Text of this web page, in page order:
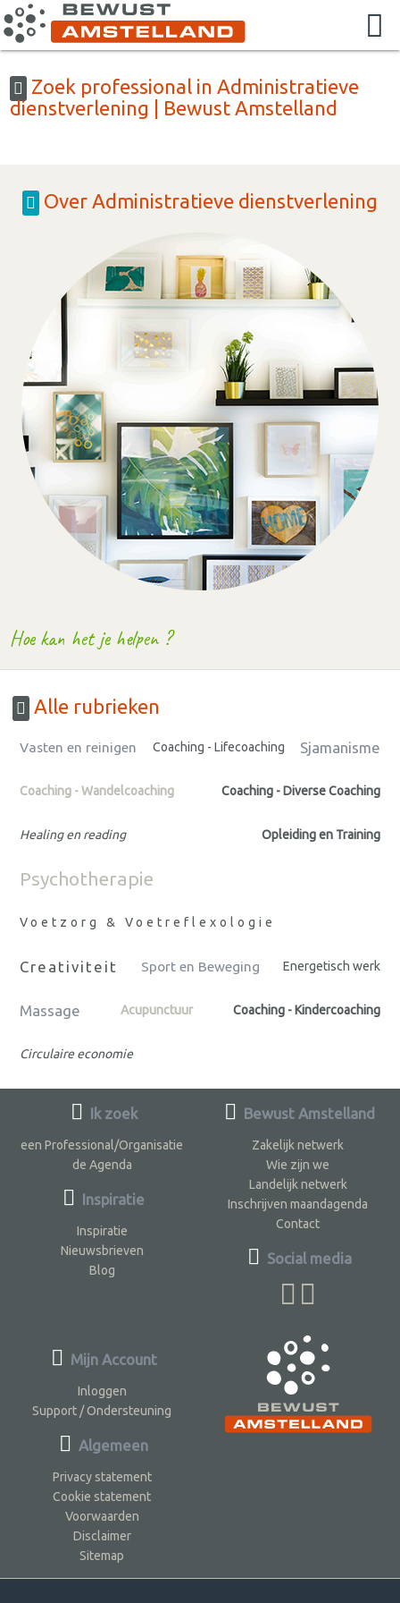
Zoek professional in Administratieve
dienstverlening | Bewust Amstelland
Over Administratieve dienstverlening
Hoe kan het je helpen ?
Alle rubrieken
Vasten en reinigen Coaching - Lifecoaching Sjamanisme
Coaching - Wandelcoaching Coaching - Diverse Coaching
Healing en reading Opleiding en Training
Psychotherapie
Voetzorg & Voetreflexologie
Creativiteit Sport en Beweging Energetisch werk
Massage Acupunctuur Coaching - Kindercoaching
Circulaire economie
Ik zoek
een Professional/Organisatie
de Agenda
Inspiratie
Inspiratie
Nieuwsbrieven
Blog
Bewust Amstelland
Zakelijk netwerk
Wie zijn we
Landelijk netwerk
Inschrijven maandagenda
Contact
Social media
Mijn Account
Inloggen
Support / Ondersteuning
Algemeen
Privacy statement
Cookie statement
Voorwaarden
Disclaimer
Sitemap